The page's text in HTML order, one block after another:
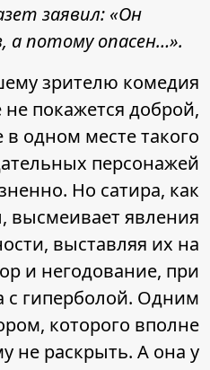
заявил: «Он
потому опасен…».
зрителю комедия
покажется доброй,
в одном месте такого
персонажей
Но сатира, как
высмеивает явления
выставляя их на
и негодование, при
с гиперболой. Одним
которого вполне
не раскрыть. А она у